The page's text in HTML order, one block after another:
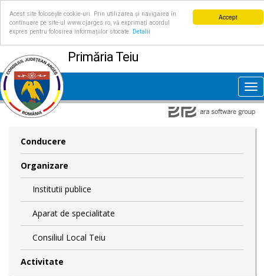
Accept
Acest site folosește cookie-uri. Prin utilizarea și navigarea în
continuare pe site-ul www.cjarges.ro, vă exprimați acordul
expres pentru folosirea informațiilor stocate.
Detalii
Primăria Teiu
Conducere
Organizare
Institutii publice
Aparat de specialitate
Consiliul Local Teiu
Activitate